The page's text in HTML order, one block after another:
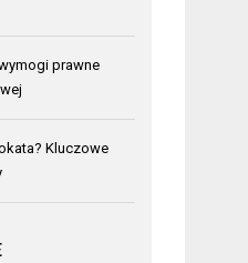
prawne
Kluczowe